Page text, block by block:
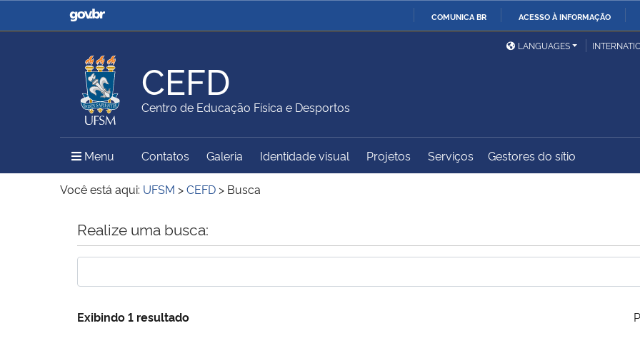
COMUNICA BR ACESSO À INFORMAÇÃO
Casa Civil
Ministério da Justiça e
Ministério da Defesa
Ministério das Relações
Exteriores
Ministério da Agricultura,
Pecuária e Abastecimento
Ministério da Educação
Ministério do Meio Ambiente Ministério do Turismo
Ministério do
Controladoria-Geral da
LANGUAGES
CEFD
Centro de Educação Física e Desportos
Menu Menu Principal do Sítio
Contatos Galeria Identidade visual Projetos Serviços Gestores do sítio
Você está aqui: UFSM >CEFD > Busca
Início do conteúdo
Realize uma busca:
Exibindo 1 resultado